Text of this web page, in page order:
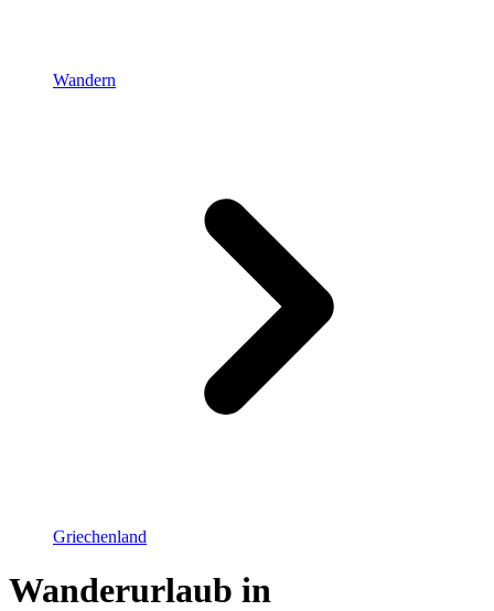
Wandern
Griechenland
Wanderurlaub in